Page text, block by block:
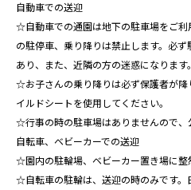
自動車での送迎
☆自動車での通園は地下の駐車場をご利
の駐停車、乗り降りは禁止します。必
あり、また、近隣の方の迷惑になります。
☆お子さんの乗り降りは必ず保護者が降
イルドシートを使用してください。
☆行事の時の駐車場はありませんので、
自転車、ベビーカーでの送迎
☆園内の駐輪場、ベビーカー置き場に整
☆自転車の駐輪は、送迎の時のみです。